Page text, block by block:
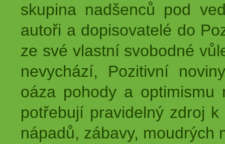
skupina nadšenců pod
autoři a dopisovatelé do
ze své vlastní svobodné
nevychází, Pozitivní
oáza pohody a
potřebují pravidelný zdroj
nápadů, zábavy, moudrých